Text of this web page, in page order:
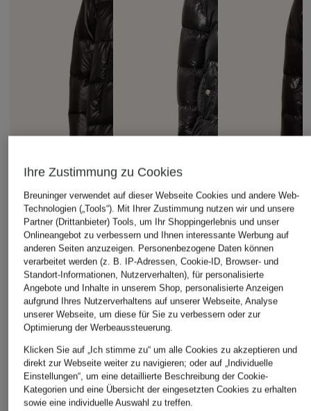
PEUTEREY
Daunenmantel
SELECTRIC
499,99 €
HERNO
Daunenmantel
PEUTEREY
Daunenmantel
499,99 €
Ihre Zustimmung zu Cookies
Breuninger verwendet auf dieser Webseite Cookies und andere Web-
Technologien („Tools“). Mit Ihrer Zustimmung nutzen wir und unsere
Partner (Drittanbieter) Tools, um Ihr Shoppingerlebnis und unser
Onlineangebot zu verbessern und Ihnen interessante Werbung auf
anderen Seiten anzuzeigen. Personenbezogene Daten können
verarbeitet werden (z. B. IP-Adressen, Cookie-ID, Browser- und
Standort-Informationen, Nutzerverhalten), für personalisierte
Angebote und Inhalte in unserem Shop, personalisierte Anzeigen
aufgrund Ihres Nutzerverhaltens auf unserer Webseite, Analyse
unserer Webseite, um diese für Sie zu verbessern oder zur
Optimierung der Werbeaussteuerung.
Klicken Sie auf „Ich stimme zu“ um alle Cookies zu akzeptieren und
direkt zur Webseite weiter zu navigieren; oder auf „Individuelle
Einstellungen“, um eine detaillierte Beschreibung der Cookie-
Kategorien und eine Übersicht der eingesetzten Cookies zu erhalten
sowie eine individuelle Auswahl zu treffen.